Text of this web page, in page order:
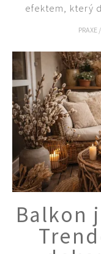
efektem, který
PRAXE /
Balkon